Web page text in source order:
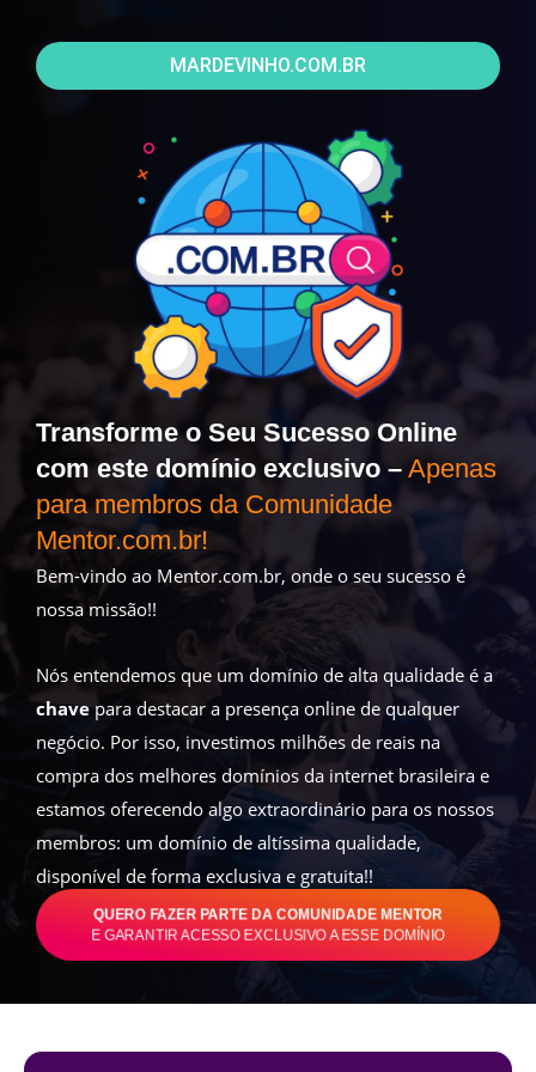
MARDEVINHO.COM.BR
Transforme o Seu Sucesso Online
com este domínio exclusivo – Apenas
para membros da Comunidade
Mentor.com.br!
Bem-vindo ao Mentor.com.br, onde o seu sucesso é
nossa missão!!
Nós entendemos que um domínio de alta qualidade é a
chavepara destacar a presença online de qualquer
negócio. Por isso, investimos milhões de reais na
compra dos melhores domínios da internet brasileira e
estamos oferecendo algo extraordinário para os nossos
membros: um domínio de altíssima qualidade,
disponível de forma exclusiva e gratuita!!
QUERO FAZER PARTE DA COMUNIDADE MENTOR
E GARANTIR ACESSO EXCLUSIVO A ESSE DOMÍNIO